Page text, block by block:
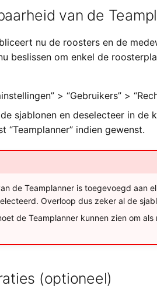
van de
nu de roosters en de
beslissen om enkel de
> “Gebruikers” >
sjablonen en deselecteer in de
“Teamplanner” indien gewenst.
de Teamplanner is toegevoegd aan
Overloop dus zeker al de
de Teamplanner kunnen zien om
(optioneel)